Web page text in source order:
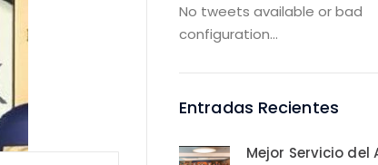
No tweets available or bad
configuration...
Entradas Recientes
Mejor Servicio del